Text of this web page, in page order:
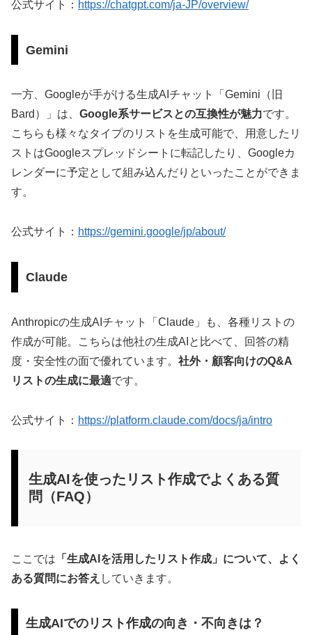
公式サイト： https://chatgpt.com/ja-JP/overview/
Gemini
一方、Googleが手がける生成AIチャット「Gemini（旧
Bard）」は、 Google系サービスとの互換性が魅力です。
こちらも様々なタイプのリストを生成可能で、用意したリ
ストはGoogleスプレッドシートに転記したり、Googleカ
レンダーに予定として組み込んだりといったことができま
す。
公式サイト： https://gemini.google/jp/about/
Claude
Anthropicの生成AIチャット「Claude」も、各種リストの
作成が可能。こちらは他社の生成AIと比べて、回答の精
度・安全性の面で優れています。 社外・顧客向けのQ&A
リストの生成に最適です。
公式サイト： https://platform.claude.com/docs/ja/intro
生成AIを使ったリスト作成でよくある質
問（FAQ）
ここでは 「生成AIを活用したリスト作成」について、よく
ある質問にお答え していきます。
生成AIでのリスト作成の向き・不向きは？